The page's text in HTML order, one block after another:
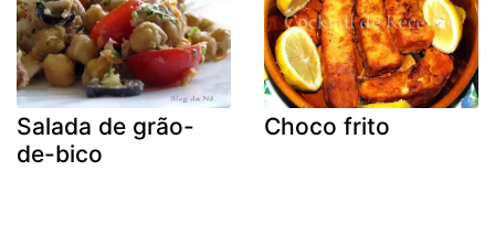
Salada de grão-
de-bico
Choco frito